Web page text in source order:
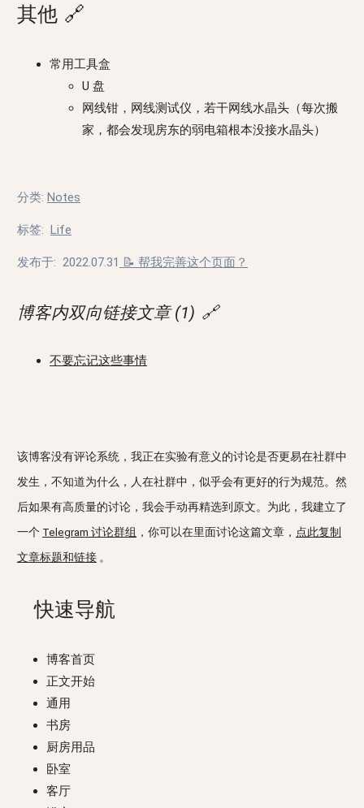
其他 🔗
常用工具盒
U 盘
网线钳，网线测试仪，若干网线水晶头（每次搬
家，都会发现房东的弱电箱根本没接水晶头）
分类: Notes
标签: Life
发布于: 2022.07.31 📝 帮我完善这个页面？
博客内双向链接文章 (1) 🔗
不要忘记这些事情
该博客没有评论系统，我正在实验有意义的讨论是否更易在社群中
发生，不知道为什么，人在社群中，似乎会有更好的行为规范。然
后如果有高质量的讨论，我会手动再精选到原文。为此，我建立了
一个 Telegram 讨论群组 ，你可以在里面讨论这篇文章， 点此复制
文章标题和链接 。
快速导航
博客首页
正文开始
通用
书房
厨房用品
卧室
客厅